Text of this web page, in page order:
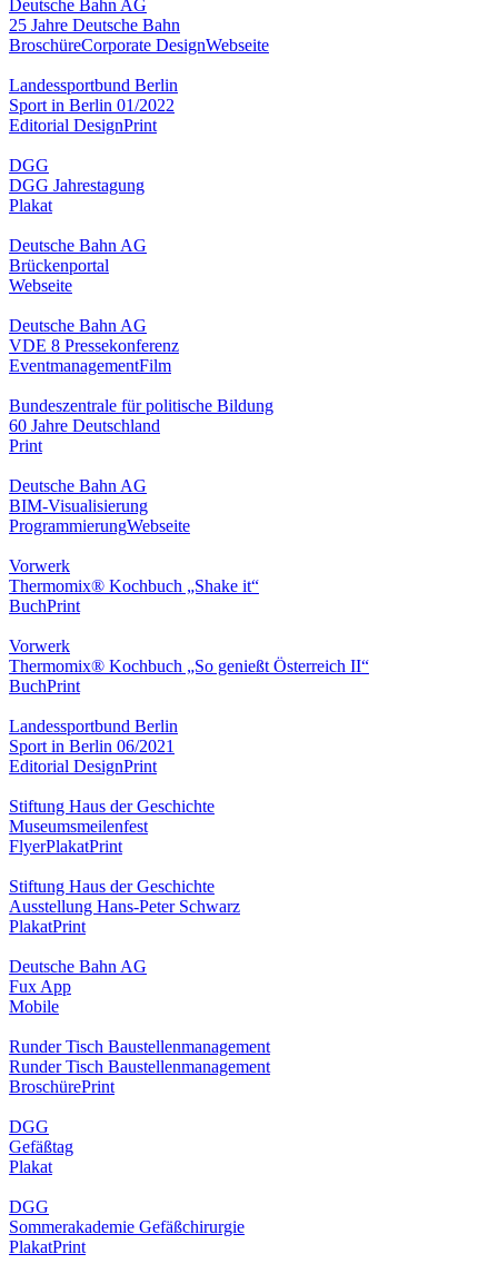
Deutsche Bahn AG
25 Jahre Deutsche Bahn
BroschüreCorporate DesignWebseite
Landessportbund Berlin
Sport in Berlin 01/2022
Editorial DesignPrint
DGG
DGG Jahrestagung
Plakat
Deutsche Bahn AG
Brückenportal
Webseite
Deutsche Bahn AG
VDE 8 Pressekonferenz
EventmanagementFilm
Bundeszentrale für politische Bildung
60 Jahre Deutschland
Print
Deutsche Bahn AG
BIM-Visualisierung
ProgrammierungWebseite
Vorwerk
Thermomix® Kochbuch „Shake it“
BuchPrint
Vorwerk
Thermomix® Kochbuch „So genießt Österreich II“
BuchPrint
Landessportbund Berlin
Sport in Berlin 06/2021
Editorial DesignPrint
Stiftung Haus der Geschichte
Museumsmeilenfest
FlyerPlakatPrint
Stiftung Haus der Geschichte
Ausstellung Hans-Peter Schwarz
PlakatPrint
Deutsche Bahn AG
Fux App
Mobile
Runder Tisch Baustellenmanagement
Runder Tisch Baustellenmanagement
BroschürePrint
DGG
Gefäßtag
Plakat
DGG
Sommerakademie Gefäßchirurgie
PlakatPrint